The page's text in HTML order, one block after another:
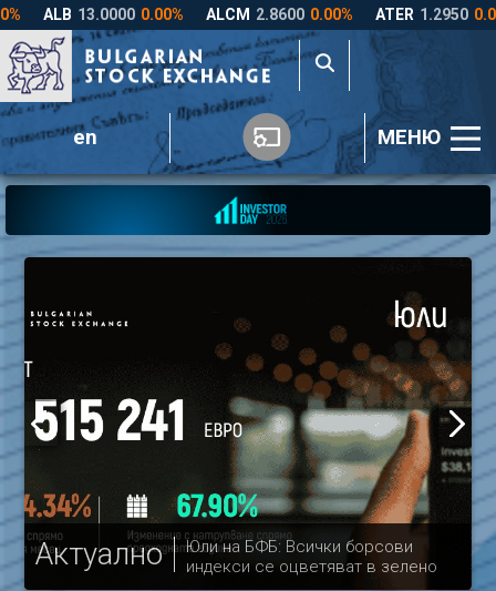
en МЕНЮ
Актуално
Юли на БФБ: Всички борсови
индекси се оцветяват в зелено